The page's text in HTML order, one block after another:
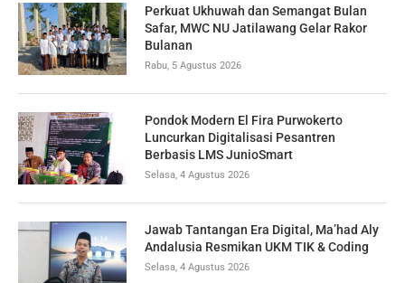
Perkuat Ukhuwah dan Semangat Bulan
Safar, MWC NU Jatilawang Gelar Rakor
Bulanan
Rabu, 5 Agustus 2026
Pondok Modern El Fira Purwokerto
Luncurkan Digitalisasi Pesantren
Berbasis LMS JunioSmart
Selasa, 4 Agustus 2026
Jawab Tantangan Era Digital, Ma’had Aly
Andalusia Resmikan UKM TIK & Coding
Selasa, 4 Agustus 2026